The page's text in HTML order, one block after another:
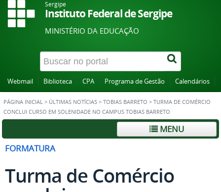
Sergipe
Instituto Federal de Sergipe
MINISTÉRIO DA EDUCAÇÃO
Webmail Biblioteca CPA Programa de Gestão Calendários
PÁGINA INICIAL > ÚLTIMAS NOTÍCIAS > TOBIAS BARRETO > TURMA DE COMÉRCIO
CONCLUI CURSO EM SOLENIDADE NO CAMPUS TOBIAS BARRETO
MENU
FORMATURA
Turma de Comércio